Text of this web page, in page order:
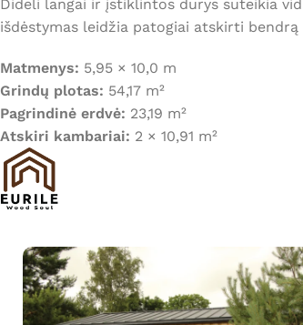
Dideli langai ir įstiklintos durys suteikia
išdėstymas leidžia patogiai atskirti
Matmenys: 5,95 × 10,0 m
Grindų plotas: 54,17 m²
Pagrindinė erdvė: 23,19 m²
Atskiri kambariai: 2 × 10,91 m²